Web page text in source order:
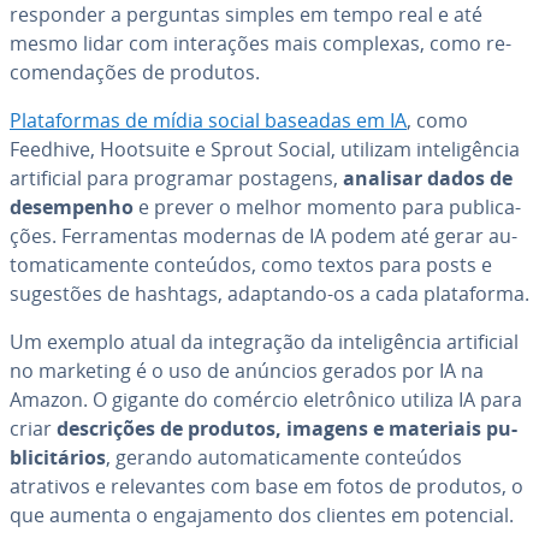
responder a perguntas simples em tempo real e até
mesmo lidar com in­te­ra­ções mais complexas, como re­
co­men­da­ções de produtos.
Pla­ta­for­mas de mídia social baseadas em IA, como
Feedhive, Hootsuite e Sprout Social, utilizam in­te­li­gên­cia
ar­ti­fi­cial para programar postagens, analisar dados de
de­sem­pe­nho e prever o melhor momento para pu­bli­ca­
ções. Fer­ra­men­tas modernas de IA podem até gerar au­
to­ma­ti­ca­mente conteúdos, como textos para posts e
sugestões de hashtags, adaptando-os a cada pla­ta­forma.
Um exemplo atual da in­te­gra­ção da in­te­li­gên­cia ar­ti­fi­cial
no marketing é o uso de anúncios gerados por IA na
Amazon. O gigante do comércio ele­trô­nico utiliza IA para
criardes­cri­ções de produtos, imagens e materiais pu­
bli­ci­tá­rios, gerando au­to­ma­ti­ca­mente conteúdos
atrativos e re­le­van­tes com base em fotos de produtos, o
que aumenta o en­ga­ja­mento dos clientes em potencial.